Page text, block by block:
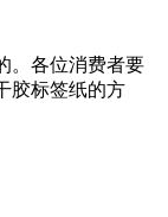
。各位消费者要
胶标签纸的方